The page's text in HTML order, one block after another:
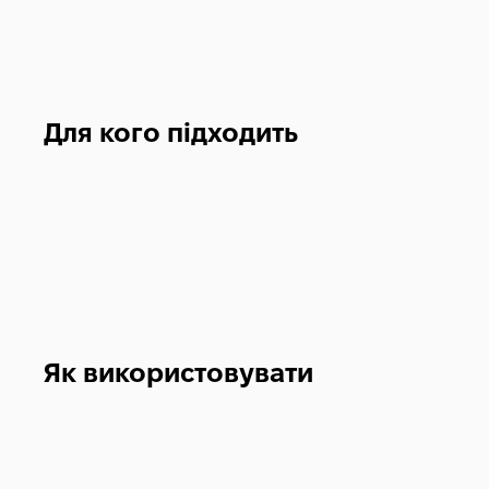
Для кого підходить
Як використовувати